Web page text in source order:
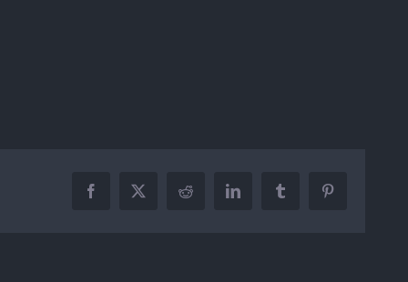
Facebook
X Reddit LinkedInTumblr Pinterest